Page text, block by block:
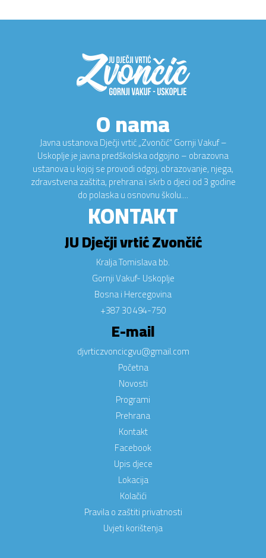
O nama
Javna ustanova Dječji vrtić „Zvončić“ Gornji Vakuf –
Uskoplje je javna predškolska odgojno – obrazovna
ustanova u kojoj se provodi odgoj, obrazovanje, njega,
zdravstvena zaštita, prehrana i skrb o djeci od 3 godine
do polaska u osnovnu školu....
KONTAKT
JU Dječji vrtić Zvončić
Kralja Tomislava bb.
Gornji Vakuf- Uskoplje
Bosna i Hercegovina
+387 30 494-750
E-mail
djvrticzvoncicgvu@gmail.com
Početna
Novosti
Programi
Prehrana
Kontakt
Facebook
Upis djece
Lokacija
Kolačići
Pravila o zaštiti privatnosti
Uvjeti korištenja